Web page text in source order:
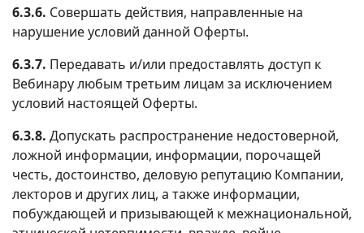
6.3.6. Совершать действия, направленные на
нарушение условий данной Оферты.
6.3.7. Передавать и/или предоставлять доступ к
Вебинару любым третьим лицам за исключением
условий настоящей Оферты.
6.3.8. Допускать распространение недостоверной,
ложной информации, информации, порочащей
честь, достоинство, деловую репутацию Компании,
лекторов и других лиц, а также информации,
побуждающей и призывающей к межнациональной,